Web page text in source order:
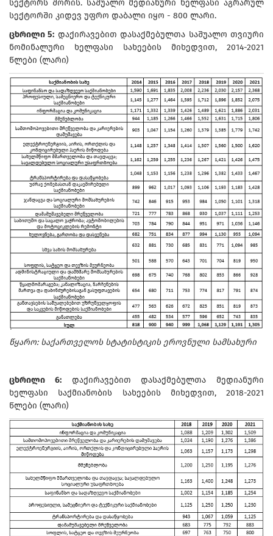
სექტორს შორის. საშუალო მედიანური ხელფასი აგრარულ
სექტორში კიდევ უფრო დაბალი იყო - 800 ლარი.
ცხრილი 5: დაქირავებით დასაქმებულთა საშუალო თვიური
ნომინალური ხელფასი სახეების მიხედვით, 2014-2021
წლები (ლარი)
წყარო: საქართველოს სტატისტიკის ეროვნული სამსახური
ცხრილი 6:დაქირავებით დასაქმებულთა მედიანური
ხელფასი საქმიანობის სახეების მიხედვით, 2018-2021
წლები (ლარი)